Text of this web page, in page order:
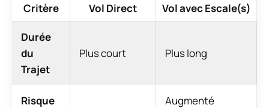
Critère Vol Direct Vol avec Escale(s)
Durée
du
Trajet
Plus court Plus long
Risque
Augmenté